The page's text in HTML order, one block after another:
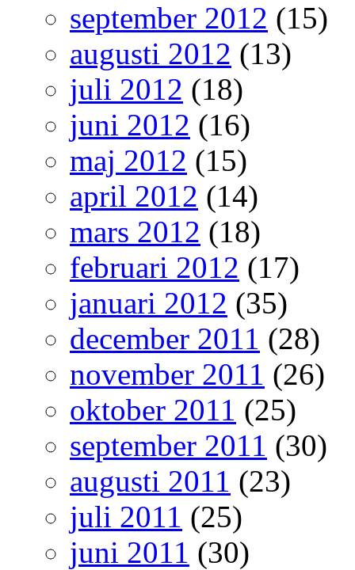
september 2012 (15)
augusti 2012 (13)
juli 2012 (18)
juni 2012 (16)
maj 2012 (15)
april 2012 (14)
mars 2012 (18)
februari 2012 (17)
januari 2012 (35)
december 2011 (28)
november 2011 (26)
oktober 2011 (25)
september 2011 (30)
augusti 2011 (23)
juli 2011 (25)
juni 2011 (30)